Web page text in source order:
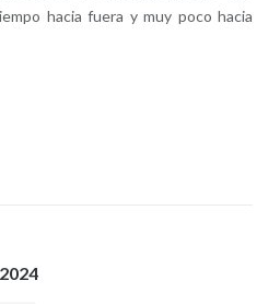
hacia fuera y muy poco hacia